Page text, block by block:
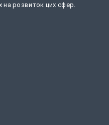
на розвиток цих сфер.